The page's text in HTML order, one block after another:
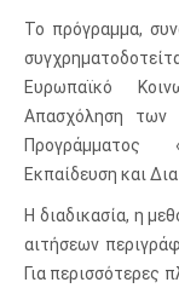
Το πρόγραμμα,
Ευρωπαϊκό
Απασχόληση των
Προγράμματος
Εκπαίδευση και
Η διαδικασία, η
αιτήσεων
Για περισσότερες